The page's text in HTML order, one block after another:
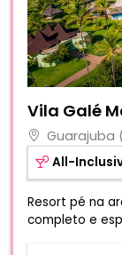
Vila Galé
Guarajuba
All-
Resort pé na
completo e